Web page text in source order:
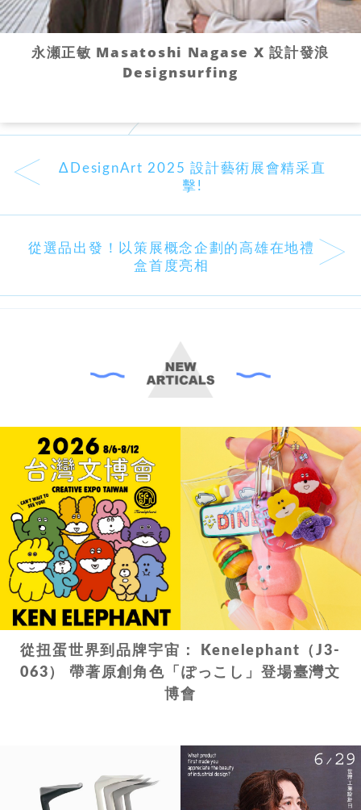
永瀬正敏 Masatoshi Nagase X 設計發浪
Designsurfing
<
ΔDesignArt 2025 設計藝術展會精采直
擊!
>
從選品出發！以策展概念企劃的高雄在地禮
盒首度亮相
從扭蛋世界到品牌宇宙： Kenelephant（J3-
063） 帶著原創角色「ぽっこし」登場臺灣文
博會